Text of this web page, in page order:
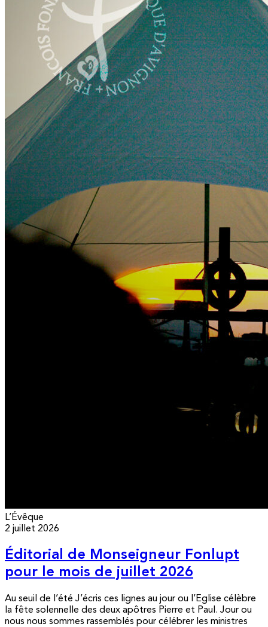
L’Évêque
2 juillet 2026
Éditorial de Monseigneur Fonlupt
pour le mois de juillet 2026
Au seuil de l’été J’écris ces lignes au jour ou l’Eglise célèbre
la fête solennelle des deux apôtres Pierre et Paul. Jour ou
nous nous sommes rassemblés pour célébrer les ministres